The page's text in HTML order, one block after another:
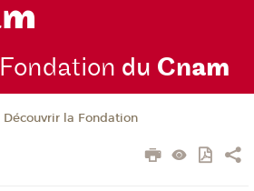
Fondation du Cnam
Découvrir la Fondation